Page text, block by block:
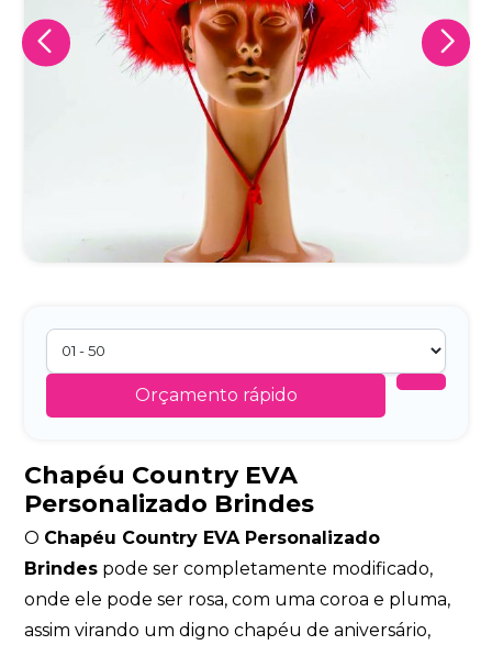
Orçamento rápido
Chapéu Country EVA
Personalizado Brindes
O Chapéu Country EVA Personalizado
Brindes pode ser completamente modificado,
onde ele pode ser rosa, com uma coroa e pluma,
assim virando um digno chapéu de aniversário,
Iniciar conversa